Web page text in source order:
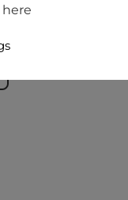
ml -
here